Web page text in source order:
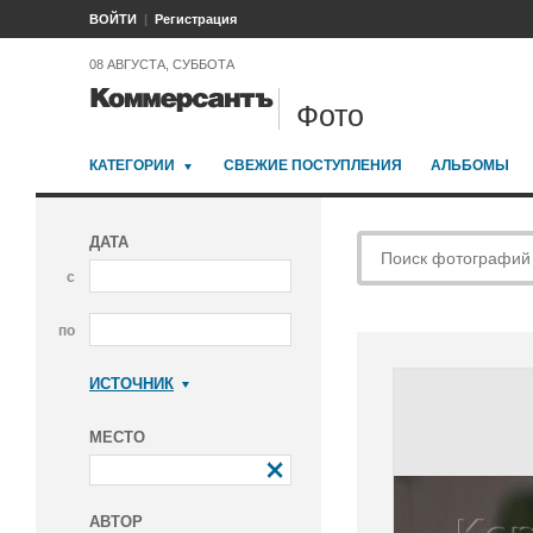
ВОЙТИ Регистрация
08 АВГУСТА, СУББОТА
Фото
КАТЕГОРИИ СВЕЖИЕ ПОСТУПЛЕНИЯ АЛЬБОМЫ
ДАТА
с
по
ИСТОЧНИК
МЕСТО
АВТОР